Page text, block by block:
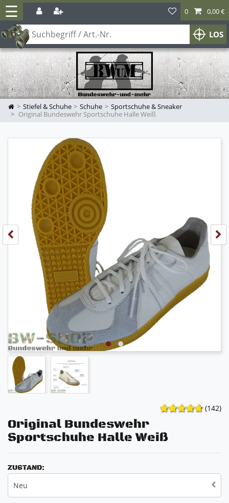
☰
LOS
0 0,00 €
Stiefel & Schuhe Schuhe
Sportschuhe & Sneaker
Original Bundeswehr Sportschuhe Halle Weiß
(142)
Original Bundeswehr
Sportschuhe Halle Weiß
ZUSTAND:
Neu